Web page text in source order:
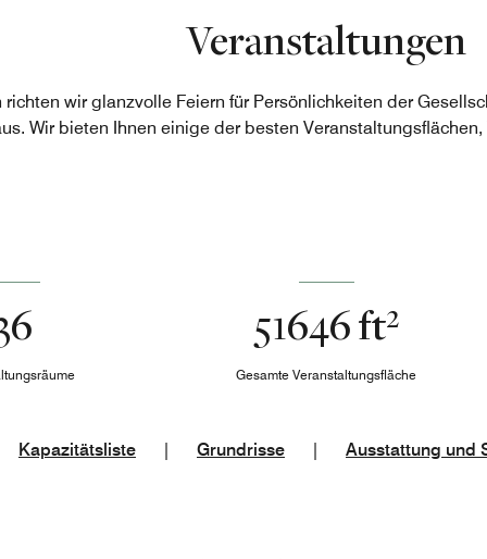
Veranstaltungen
wir glanzvolle Feiern für Persönlichkeiten der
Wir bieten Ihnen einige der besten
51646 ft²
Gesamte Veranstaltungsfläche
Kapazitätsliste | Grundrisse | Ausstattung und